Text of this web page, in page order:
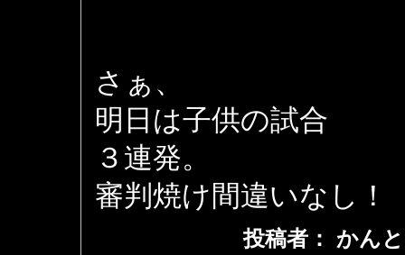
さぁ、
明日は子供の試合
３連発。
審判焼け間違いなし！
投稿者： かん